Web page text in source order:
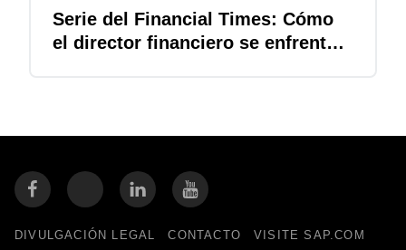
Serie del Financial Times: Cómo
el director financiero se enfrenta a
DIVULGACIÓN LEGAL CONTACTO VISITE SAP.COM